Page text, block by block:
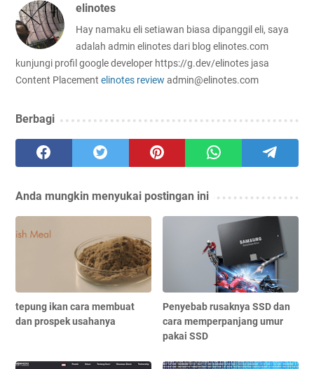
elinotes
Hay namaku eli setiawan biasa dipanggil eli, saya
adalah admin elinotes dari blog elinotes.com
kunjungi profil google developer https://g.dev/elinotes jasa
Content Placement elinotes review admin@elinotes.com
Berbagi
Anda mungkin menyukai postingan ini
tepung ikan cara membuat
dan prospek usahanya
Penyebab rusaknya SSD dan
cara memperpanjang umur
pakai SSD